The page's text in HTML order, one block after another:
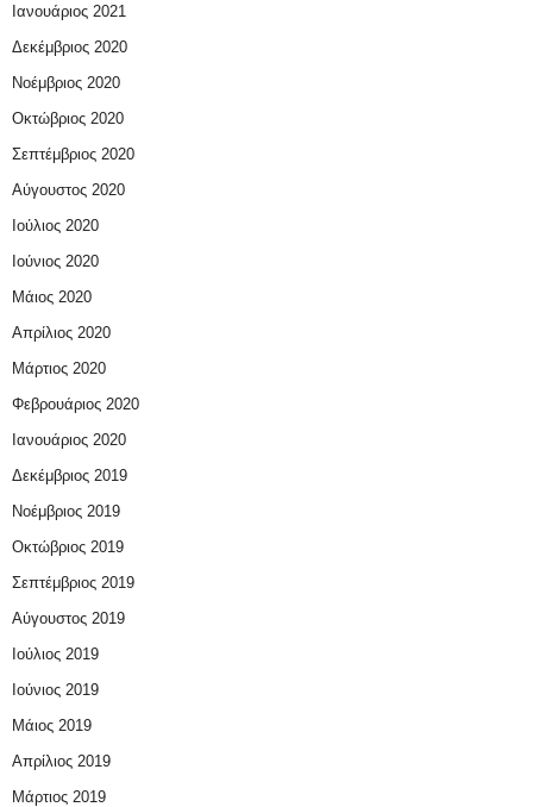
Ιανουάριος 2021
Δεκέμβριος 2020
Νοέμβριος 2020
Οκτώβριος 2020
Σεπτέμβριος 2020
Αύγουστος 2020
Ιούλιος 2020
Ιούνιος 2020
Μάιος 2020
Απρίλιος 2020
Μάρτιος 2020
Φεβρουάριος 2020
Ιανουάριος 2020
Δεκέμβριος 2019
Νοέμβριος 2019
Οκτώβριος 2019
Σεπτέμβριος 2019
Αύγουστος 2019
Ιούλιος 2019
Ιούνιος 2019
Μάιος 2019
Απρίλιος 2019
Μάρτιος 2019